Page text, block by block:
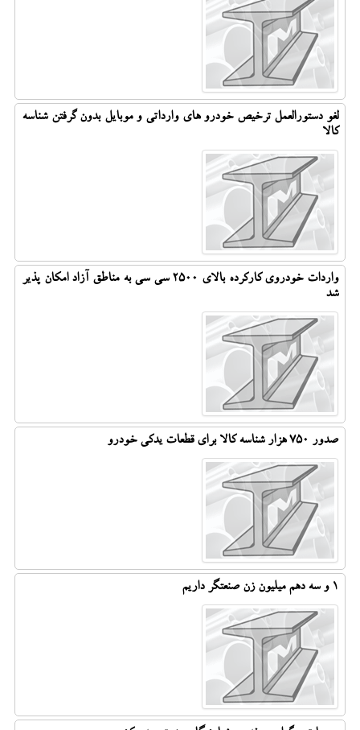
لغو دستورالعمل ترخیص خودرو های وارداتی و موبایل بدون گرفتن شناسه
کالا
واردات خودروی کارکرده بالای 2500 سی سی به مناطق آزاد امکان پذیر
شد
صدور ۷۵۰ هزار شناسه کالا برای قطعات یدکی خودرو
1 و سه دهم میلیون زن صنعتگر داریم